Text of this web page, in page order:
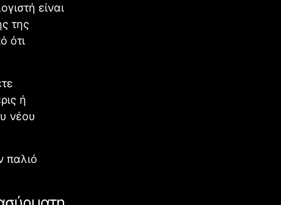
είναι
της
ότι
ή
νέου
παλιό